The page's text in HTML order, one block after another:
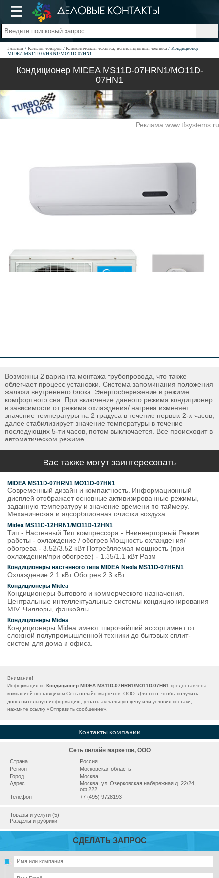
Главная Каталог товаров Климатическая техника, вентиляционная техника
Кондиционер
MIDEA MS11D-07HRN1/MO11D-07HN1
Кондиционер MIDEA MS11D-07HRN1/MO11D-
07HN1
Реклама www.tfsystems.ru
Возможны 2 варианта монтажа трубопровода, что также
облегчает процесс установки. Система запоминания положения
жалюзи внутреннего блока. Энергосбережение в режиме
комфортного сна. При включение данного режима кондиционер
в зависимости от режима охлаждения/ нагрева изменяет
значение температуры на 2 градуса в течение первых 2-х часов,
далее стабилизирует значение температуры в течение
последующих 5-ти часов, потом выключается. Все происходит в
автоматическом режиме.
Вас также могут заинтересовать
MIDEA MS11D-07HRN1 MO11D-07HN1
Современный дизайн и компактность. Информационный
дисплей отображает основные активизированные режимы,
заданную температуру и значение времени по таймеру.
Механическая и адсорбционная очистки воздуха.
Midea MS11D-12HRN1/MO11D-12HN1
Тип - Настенный Тип компрессора - Неинверторный Режим
работы - охлаждение / обогрев Мощность охлаждения/
обогрева - 3.52/3.52 кВт Потребляемая мощность (при
охлаждении/при обогреве) - 1.35/1.1 кВт Разм
Кондиционеры настенного типа MIDEA Neola MS11D-07HRN1
Охлаждение 2.1 кВт Обогрев 2.3 кВт
Кондиционеры Midea
Кондиционеры бытового и коммерческого назначения.
Центральные интеллектуальные системы кондиционирования
MIV. Чиллеры, фанкойлы.
Кондиционеры Midea
Кондиционеры Midea имеют широчайший ассортимент от
сложной полупромышленной техники до бытовых сплит-
систем для дома и офиса.
Внимание!
Информация по Кондиционер MIDEA MS11D-07HRN1/MO11D-07HN1 предоставлена
компанией-поставщиком Сеть онлайн маркетов, ООО. Для того, чтобы получить
дополнительную информацию, узнать актуальную цену или условия постаки,
нажмите ссылку «Отправить сообщение».
Контакты компании
Сеть онлайн маркетов, ООО
Страна
Россия
Регион
Московская область
Город
Москва
Адрес
Москва, ул. Озерковская набережная д. 22/24,
оф.222
Телефон
+7 (495) 9728193
Товары и услуги (5)
Разделы и рубрики
СДЕЛАТЬ ЗАПРОС